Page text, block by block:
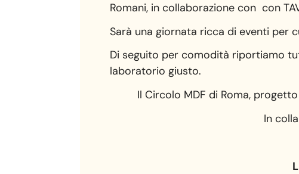
Romani, in collaborazione con con
Sarà una giornata ricca di eventi per
Di seguito per comodità riportiamo
laboratorio giusto.
Il Circolo MDF di Roma,
In